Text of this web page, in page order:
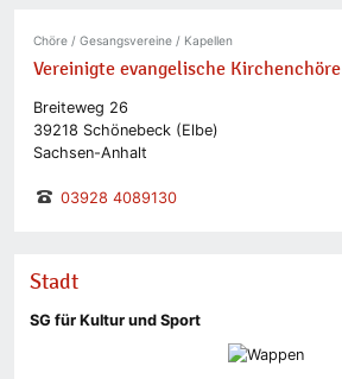
Chöre / Gesangsvereine / Kapellen
Vereinigte evangelische Kirchenchöre
Breiteweg 26
39218 Schönebeck (Elbe)
Sachsen-Anhalt
03928 4089130
Stadt
SG für Kultur und Sport